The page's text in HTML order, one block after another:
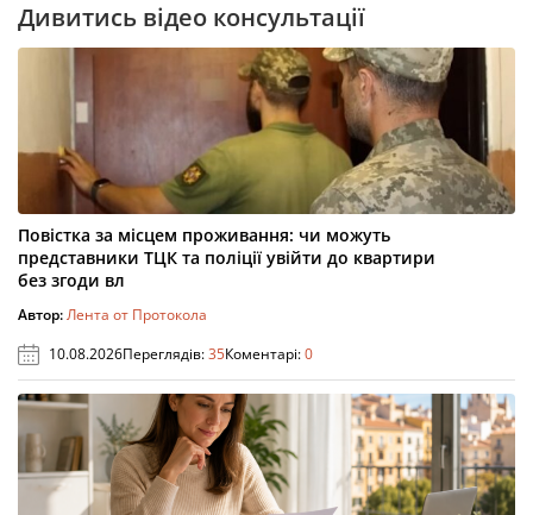
Дивитись відео консультації
Повістка за місцем проживання: чи можуть
представники ТЦК та поліції увійти до квартири
без згоди вл
Автор:Лента от Протокола
10.08.2026Переглядів:35Коментарі:0